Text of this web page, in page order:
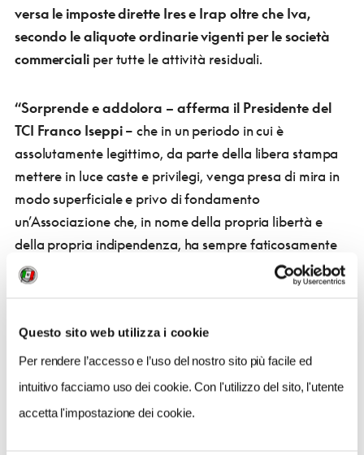
Questo sito web utilizza i cookie
Per rendere l’accesso e l’uso del nostro sito più facile ed
intuitivo facciamo uso dei cookie. Con l'utilizzo del sito, l'utente
accetta l'impostazione dei cookie.
versa le imposte dirette Ires e Irap oltre che Iva,
secondo le aliquote ordinarie vigenti per le società
commercialiper tutte le attività residuali.
“Sorprende e addolora – afferma il Presidente del
TCI Franco Iseppi– che in un periodo in cui è
assolutamente legittimo, da parte della libera stampa
mettere in luce caste e privilegi, venga presa di mira in
modo superficiale e privo di fondamento
un’Associazione che, in nome della propria libertà e
della propria indipendenza, ha sempre faticosamente
difeso la propria natura privata e autonoma
assolvendo ogni onere fiscale in totale
di sussidio.”
CONDIVIDI